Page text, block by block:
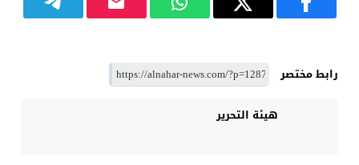
رابط مختصر
هيئة التحرير